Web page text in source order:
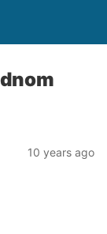
10 years ago